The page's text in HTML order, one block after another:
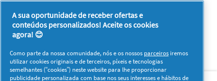
Sobre nós Contacto Visitar www.pg.com
A sua oportunidade de receber ofertas e
conteúdos personalizados! Aceite os cookies
agora! 😊
Como parte da nossa comunidade, nós e os nossos parceiros iremos
utilizar cookies originais e de terceiros, píxeis e tecnologias
semelhantes (“cookies”) neste website para lhe proporcionar
publicidade personalizada com base nos seus interesses e hábitos de